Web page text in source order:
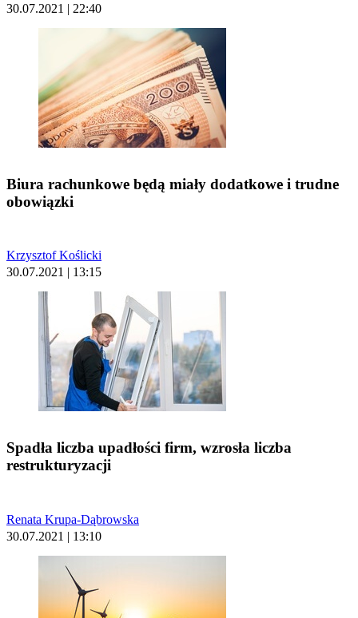
30.07.2021 | 22:40
Biura rachunkowe będą miały dodatkowe i trudne
obowiązki
Krzysztof Koślicki
30.07.2021 | 13:15
Spadła liczba upadłości firm, wzrosła liczba
restrukturyzacji
Renata Krupa-Dąbrowska
30.07.2021 | 13:10